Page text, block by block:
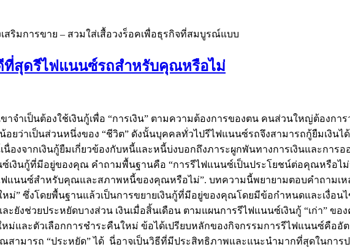
สริมการขาย – สวมใส่เสื้อวงร็อคเพื่อธุรกิจที่สมบูรณ์แบบ
ที่สุดรีไฟแนนซ์รถสำหรับคุณหรือไม่
าจำเป็นต้องใช้เงินกู้เพื่อ “การเงิน” ตามความต้องการของตน คนส่วนใหญ่ต้องกา
ยว่าเป็นส่วนหนึ่งของ “ชีวิต” ดังนั้นบุคคลทั่วไปรีไฟแนนซ์รถจึงสามารถกู้ยืมเงินไ
องจากเงินกู้ยืมเกี่ยวข้องกับหนี้และหนี้บ่งบอกถึงภาระผูกพันทางการเงินและการ
ซ์เงินกู้ที่มีอยู่ของคุณ คำถามพื้นฐานคือ “การรีไฟแนนซ์เป็นประโยชน์ต่อคุณหรือไ
ฟแนนซ์สำหรับคุณและสภาพหนี้ของคุณหรือไม่”. บทความนี้พยายามตอบคำถามเห
ม่” ซึ่งโดยพื้นฐานแล้วเป็นการขยายเงินกู้ที่มีอยู่ของคุณโดยมีข้อกำหนดและเงื่อน
ยังช่วยประหยัดบางส่วน เงินเมื่อสิ้นเดือน ตามแผนการรีไฟแนนซ์เงินกู้ “เก่า” ข
หม่และตัวเลือกการชำระคืนใหม่ ข้อได้เปรียบหลักของกิจกรรมการรีไฟแนนซ์คือ
สามารถ “ประหยัด” ได้ นี่อาจเป็นวิธีที่มีประสิทธิภาพและแนะนำมากที่สุดในกา